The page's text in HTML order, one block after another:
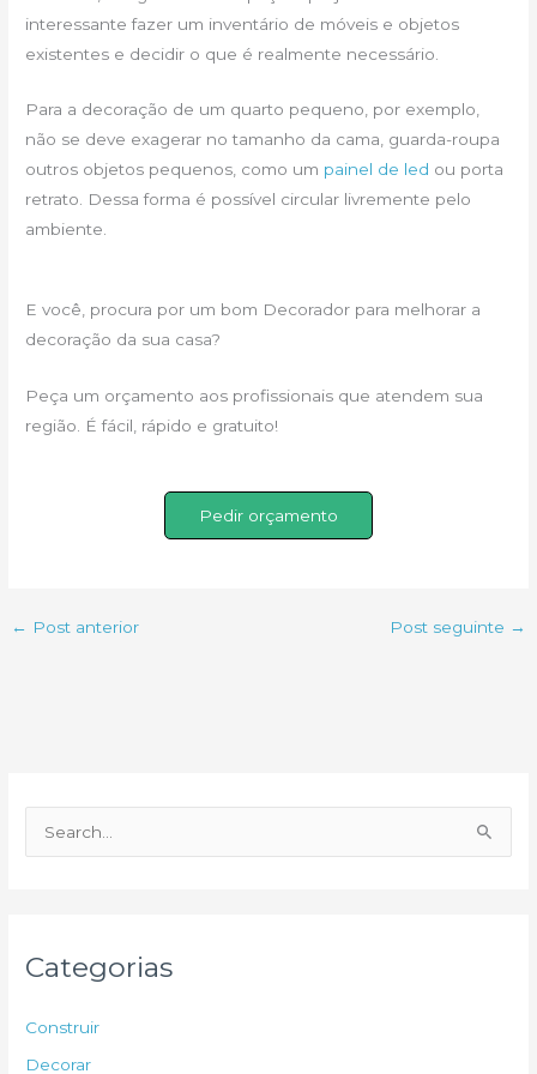
interessante fazer um inventário de móveis e objetos
existentes e decidir o que é realmente necessário.
Para a decoração de um quarto pequeno, por exemplo,
não se deve exagerar no tamanho da cama, guarda-roupa
outros objetos pequenos, como um painel de led ou porta
retrato. Dessa forma é possível circular livremente pelo
ambiente.
E você, procura por um bom Decorador para melhorar a
decoração da sua casa?
Peça um orçamento aos profissionais que atendem sua
região. É fácil, rápido e gratuito!
Pedir orçamento
← Post anterior Post seguinte →
e
Categorias
Construir
Decorar